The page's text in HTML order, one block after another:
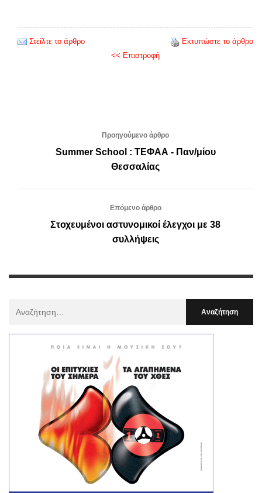
Στείλτε το άρθρο
Εκτυπώστε το άρθρο
<< Επιστροφή
Προηγούμενο άρθρο
Summer School : ΤΕΦΑΑ - Παν/μίου
Θεσσαλίας
Επόμενο άρθρο
Στοχευμένοι αστυνομικοί έλεγχοι με 38
συλλήψεις
: